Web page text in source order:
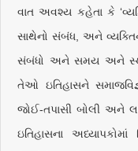
વાત અવશ્ય કહેતા કે
સાથેનો સંબંધ, અને
સંબંધો અને સમય અને સ્થાન
તેઓ ઇતિહાસને
જોઈ-તપાસી બોલી અને
ઇતિહાસના